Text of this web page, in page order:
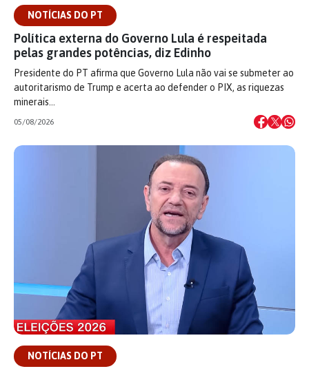
NOTÍCIAS DO PT
Política externa do Governo Lula é respeitada
pelas grandes potências, diz Edinho
Presidente do PT afirma que Governo Lula não vai se submeter ao
autoritarismo de Trump e acerta ao defender o PIX, as riquezas
minerais…
05/08/2026
NOTÍCIAS DO PT